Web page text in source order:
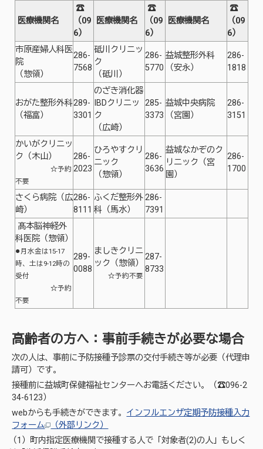
医療機関名
☎
（09
6）
医療機関名
☎
（09
6）
医療機関名
☎
（09
6）
市原産婦人科医
院
（惣領）
286-
7568
砥川クリニッ
ク
（砥川）
286-
5770
益城整形外科
（安永）
286-
1818
おがた整形外科
（福富）
289-
3301
のざき消化器
IBDクリニッ
ク
（広崎）
285-
3373
益城中央病院
（宮園）
286-
3151
かいがクリニッ
ク（木山）
☆予約
不要
286-
2023
ひろやすクリ
ニック
（惣領）
286-
3636
益城なかぞのク
リニック（宮
園）
286-
1700
さくら病院（広
崎）
286-
8111
ふくだ整形外
科（馬水）
286-
7391
髙本脳神経外
科医院（惣領）
●月水金は15-17
時、土は9-12時の
受付
☆予約
不要
289-
0088
ましきクリニ
ック（惣領）
☆予約不要
287-
8733
高齢者の方へ：事前手続きが必要な場合
次の人は、事前に予防接種予診票の交付手続き等が必要（代理申
請可）です。
接種前に益城町保健福祉センターへお電話ください。（☎096-2
34-6123）
webからも手続きができます。 インフルエンザ定期予防接種入力
フォーム
（外部リンク）
（1）町内指定医療機関で接種する人で「対象者(2)の人」もしく